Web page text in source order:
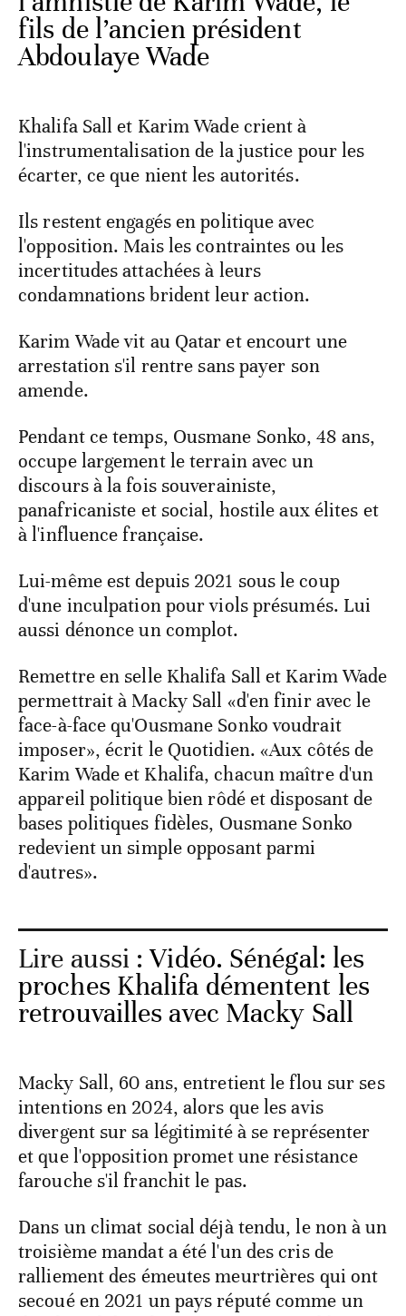
fils de l’ancien président
Abdoulaye Wade
Khalifa Sall et Karim Wade crient à
l'instrumentalisation de la justice pour les
écarter, ce que nient les autorités.
Ils restent engagés en politique avec
l'opposition. Mais les contraintes ou les
incertitudes attachées à leurs
condamnations brident leur action.
Karim Wade vit au Qatar et encourt une
arrestation s'il rentre sans payer son
amende.
Pendant ce temps, Ousmane Sonko, 48 ans,
occupe largement le terrain avec un
discours à la fois souverainiste,
panafricaniste et social, hostile aux élites et
à l'influence française.
Lui-même est depuis 2021 sous le coup
d'une inculpation pour viols présumés. Lui
aussi dénonce un complot.
Remettre en selle Khalifa Sall et Karim Wade
permettrait à Macky Sall «d'en finir avec le
face-à-face qu'Ousmane Sonko voudrait
imposer», écrit le Quotidien. «Aux côtés de
Karim Wade et Khalifa, chacun maître d'un
appareil politique bien rôdé et disposant de
bases politiques fidèles, Ousmane Sonko
redevient un simple opposant parmi
d'autres».
Lire aussi :Vidéo. Sénégal: les
proches Khalifa démentent les
retrouvailles avec Macky Sall
Macky Sall, 60 ans, entretient le flou sur ses
intentions en 2024, alors que les avis
divergent sur sa légitimité à se représenter
et que l'opposition promet une résistance
farouche s'il franchit le pas.
Dans un climat social déjà tendu, le non à un
troisième mandat a été l'un des cris de
ralliement des émeutes meurtrières qui ont
secoué en 2021 un pays réputé comme un